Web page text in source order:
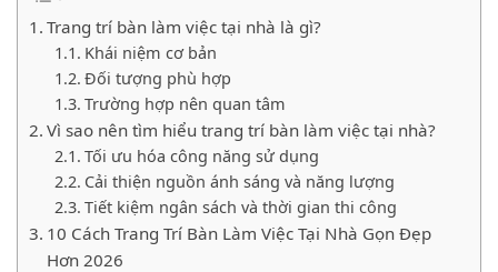
Trang trí bàn làm việc tại nhà là gì?
Khái niệm cơ bản
Đối tượng phù hợp
Trường hợp nên quan tâm
Vì sao nên tìm hiểu trang trí bàn làm việc tại nhà?
Tối ưu hóa công năng sử dụng
Cải thiện nguồn ánh sáng và năng lượng
Tiết kiệm ngân sách và thời gian thi công
10 Cách Trang Trí Bàn Làm Việc Tại Nhà Gọn Đẹp
Hơn 2026